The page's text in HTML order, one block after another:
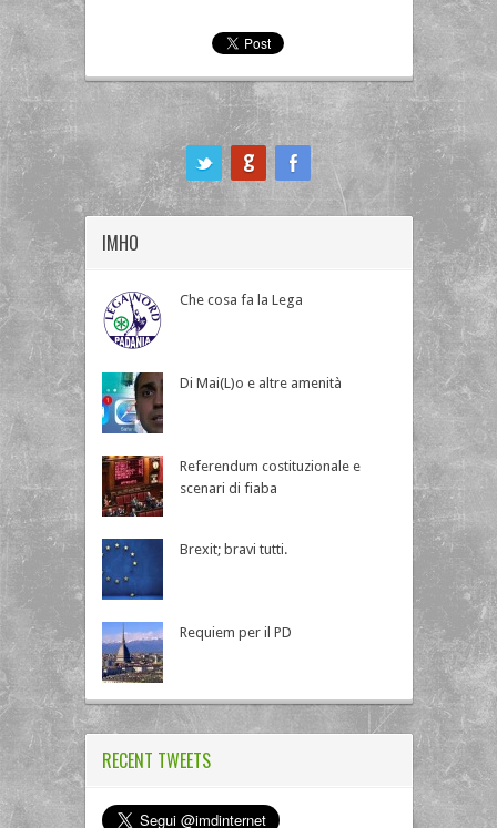
IMHO
Che cosa fa la Lega
Di Mai(L)o e altre amenità
Referendum costituzionale e
scenari di fiaba
Brexit; bravi tutti.
Requiem per il PD
RECENT TWEETS